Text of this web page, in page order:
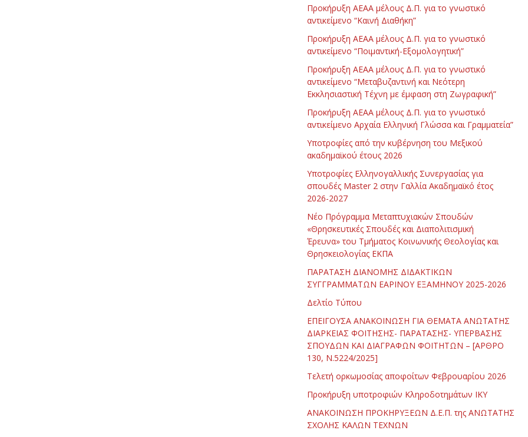
Προκήρυξη ΑΕΑΑ μέλους Δ.Π. για το γνωστικό
αντικείμενο “Καινή Διαθήκη”
Προκήρυξη ΑΕΑΑ μέλους Δ.Π. για το γνωστικό
αντικείμενο “Ποιμαντική-Εξομολογητική”
Προκήρυξη ΑΕΑΑ μέλους Δ.Π. για το γνωστικό
αντικείμενο “Μεταβυζαντινή και Νεότερη
Εκκλησιαστική Τέχνη με έμφαση στη Ζωγραφική”
Προκήρυξη ΑΕΑΑ μέλους Δ.Π. για το γνωστικό
αντικείμενο Αρχαία Ελληνική Γλώσσα και Γραμματεία”
Υποτροφίες από την κυβέρνηση του Μεξικού
ακαδημαϊκού έτους 2026
Υποτροφίες Ελληνογαλλικής Συνεργασίας για
σπουδές Master 2 στην Γαλλία Ακαδημαϊκό έτος
2026-2027
Νέο Πρόγραμμα Μεταπτυχιακών Σπουδών
«Θρησκευτικές Σπουδές και Διαπολιτισμική
Έρευνα» του Τμήματος Κοινωνικής Θεολογίας και
Θρησκειολογίας ΕΚΠΑ
ΠΑΡΑΤΑΣΗ ΔΙΑΝΟΜΗΣ ΔΙΔΑΚΤΙΚΩΝ
ΣΥΓΓΡΑΜΜΑΤΩΝ ΕΑΡΙΝΟΥ ΕΞΑΜΗΝΟΥ 2025-2026
Δελτίο Τύπου
ΕΠΕΙΓΟΥΣΑ ΑΝΑΚΟΙΝΩΣΗ ΓΙΑ ΘΕΜΑΤΑ ΑΝΩΤΑΤΗΣ
ΔΙΑΡΚΕΙΑΣ ΦΟΙΤΗΣΗΣ- ΠΑΡΑΤΑΣΗΣ- ΥΠΕΡΒΑΣΗΣ
ΣΠΟΥΔΩΝ ΚΑΙ ΔΙΑΓΡΑΦΩΝ ΦΟΙΤΗΤΩΝ – [ΑΡΘΡΟ
130, Ν.5224/2025]
Τελετή ορκωμοσίας αποφοίτων Φεβρουαρίου 2026
Προκήρυξη υποτροφιών Κληροδοτημάτων ΙΚΥ
ΑΝΑΚΟΙΝΩΣΗ ΠΡΟΚΗΡΥΞΕΩΝ Δ.Ε.Π. της ΑΝΩΤΑΤΗΣ
ΣΧΟΛΗΣ ΚΑΛΩΝ ΤΕΧΝΩΝ